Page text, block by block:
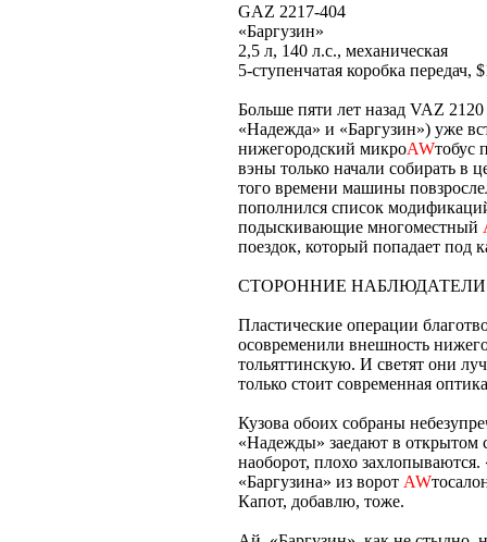
GAZ 2217-404
«Баргузин»
2,5 л, 140 л.с., механическая
5-ступенчатая коробка передач,
Больше пяти лет назад VAZ
«Надежда» и «Баргузин») уже
нижегородский микроAWтобус
вэны только начали собирать
того времени машины
пополнился список
подыскивающие многоместный
поездок, который попадает под
СТОРОННИЕ НАБЛЮДАТЕЛИ
Пластические операции
осовременили внешность
тольяттинскую. И светят они
только стоит современная
Кузова обоих собраны
«Надежды» заедают в открытом
наоборот, плохо
«Баргузина» из ворот AW
Капот, добавлю, тоже.